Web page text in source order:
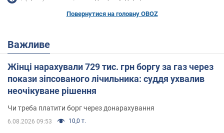
Повернутися на головну OBOZ
Важливе
Жінці нарахували 729 тис. грн боргу за газ через
покази зіпсованого лічильника: суддя ухвалив
неочікуване рішення
Чи треба платити борг через донарахування
6.08.2026 09:53 10,0 т.